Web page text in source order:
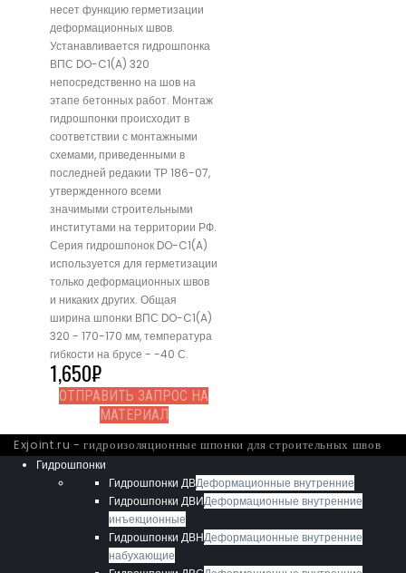
несет функцию герметизации
деформационных швов.
Устанавливается гидрошпонка
ВПС DO-C1(A) 320
непосредственно на шов на
этапе бетонных работ. Монтаж
гидрошпонки происходит в
соответствии с монтажными
схемами, приведенными в
последней редакии ТР 186-07,
утвержденного всеми
значимыми строительными
институтами на территории РФ.
Серия гидрошпонок DO-C1(A)
используется для герметизации
только деформационных швов
и никаких других. Общая
ширина шпонки ВПС DO-C1(A)
320 - 170-170 мм, температура
гибкости на брусе - -40 С.
1,650₽
ОТПРАВИТЬ ЗАПРОС НА
МАТЕРИАЛ
Exjoint.ru - гидроизоляционные шпонки для строительных швов
Гидрошпонки
Гидрошпонки ДВДеформационные внутренние
Гидрошпонки ДВИДеформационные внутренние
инъекционные
Гидрошпонки ДВНДеформационные внутренние
набухающие